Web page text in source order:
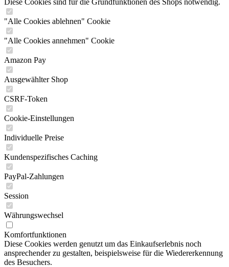
Diese Cookies sind für die Grundfunktionen des Shops notwendig.
"Alle Cookies ablehnen" Cookie
"Alle Cookies annehmen" Cookie
Amazon Pay
Ausgewählter Shop
CSRF-Token
Cookie-Einstellungen
Individuelle Preise
Kundenspezifisches Caching
PayPal-Zahlungen
Session
Währungswechsel
Komfortfunktionen
Diese Cookies werden genutzt um das Einkaufserlebnis noch
ansprechender zu gestalten, beispielsweise für die Wiedererkennung
des Besuchers.